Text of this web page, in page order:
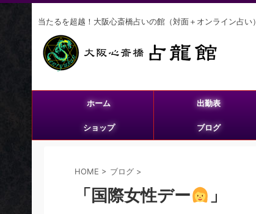
当たるを超越！大阪心斎橋占いの館（対面＋オンライン占い）
ホーム 出勤表
ショップ ブログ
HOME > ブログ >
「国際女性デー 」